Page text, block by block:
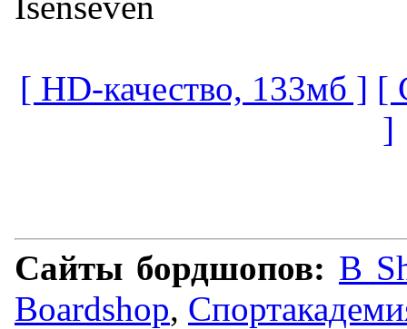
[ HD-качество, 133мб ] [
]
Сайты бордшопов: B
Boardshop,